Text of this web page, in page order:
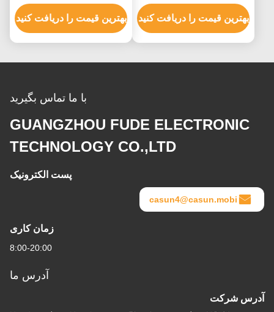
180mN.M برای تجهیزات
اتوماسیون
بهترین قیمت را دریافت کنید
برای اسکنرهای تصویر
بهترین قیمت را دریافت کنید
با ما تماس بگیرید
GUANGZHOU FUDE ELECTRONIC
TECHNOLOGY CO.,LTD
پست الکترونیک
casun4@casun.mobi
زمان کاری
8:00-20:00
آدرس ما
آدرس شرکت